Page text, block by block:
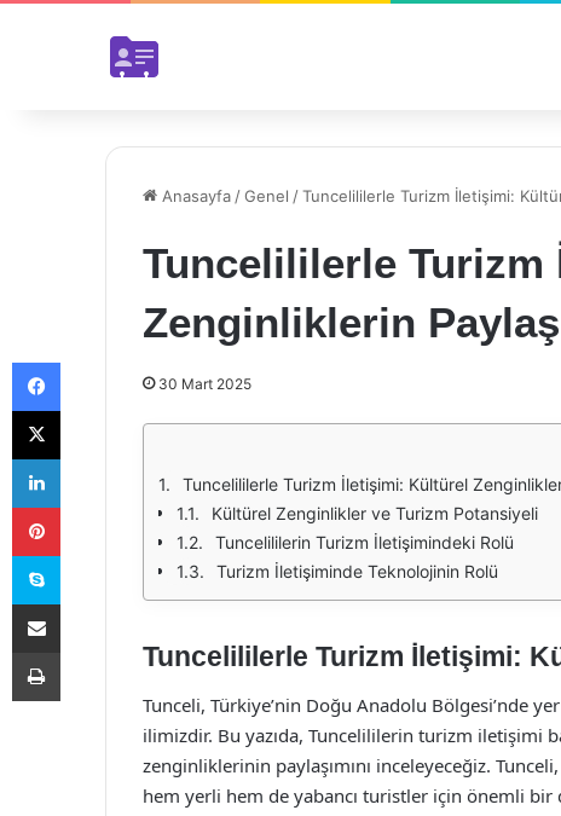
Anasayfa /Genel /Tuncelililerle Turizm İletişimi:
Tuncelililerle
Zenginliklerin
30 Mart 2025
Tuncelililerle Turizm İletişimi: Kültürel
Kültürel Zenginlikler ve Turizm Potansiyeli
Tuncelililerin Turizm İletişimindeki Rolü
Turizm İletişiminde Teknolojinin Rolü
Tuncelililerle Turizm İletişimi:
Tunceli, Türkiye’nin Doğu Anadolu Bölgesi’nde
ilimizdir. Bu yazıda, Tuncelililerin turizm iletişimi
zenginliklerinin paylaşımını inceleyeceğiz.
hem yerli hem de yabancı turistler için önemli
Facebook
X
LinkedIn
Pinterest
Skype
E-Posta ile paylaş